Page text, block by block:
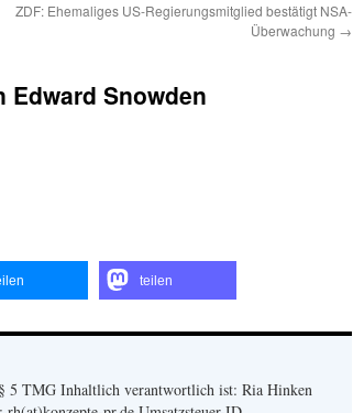
ZDF: Ehemaliges US-Regierungsmitglied bestätigt NSA-
Überwachung →
Snowden
teilen
5 TMG Inhaltlich verantwortlich ist: Ria Hinken